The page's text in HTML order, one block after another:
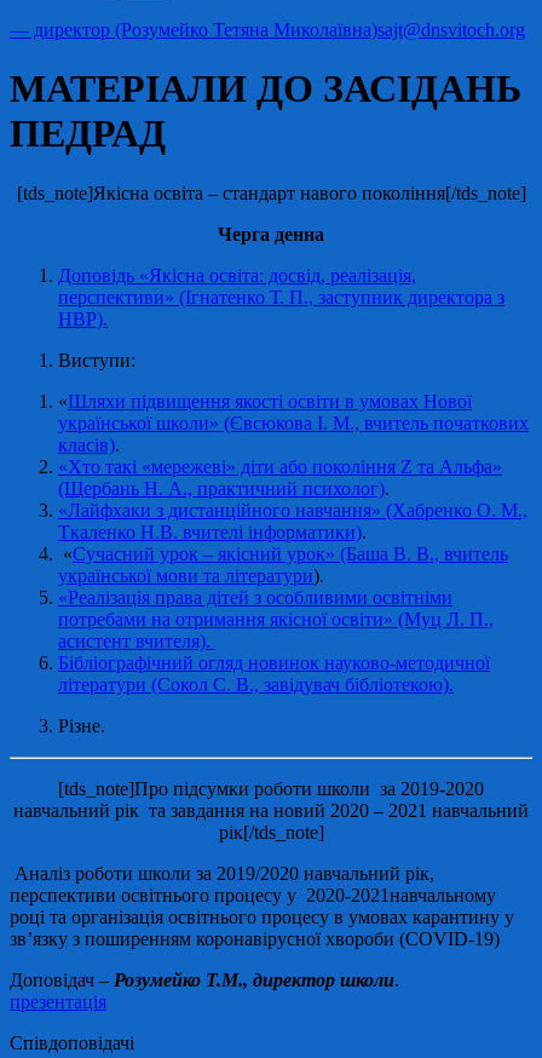
— директор (Розумейко Тетяна Миколаївна)sajt@dnsvitoch.org
МАТЕРІАЛИ ДО ЗАСІДАНЬ
ПЕДРАД
[tds_note]Якісна освіта – стандарт навого покоління[/tds_note]
Черга денна
Доповідь «Якісна освіта: досвід, реалізація,
перспективи» (Ігнатенко Т. П., заступник директора з
НВР).
Виступи:
«Шляхи підвищення якості освіти в умовах Нової
української школи» (Євсюкова І. М., вчитель початкових
класів).
«Хто такі «мережеві» діти або покоління Z та Альфа»
(Щербань Н. А., практичний психолог).
«Лайфхаки з дистанційного навчання» (Хабренко О. М.,
Ткаленко Н.В. вчителі інформатики).
«Сучасний урок – якісний урок» (Баша В. В., вчитель
української мови та літератури).
«Реалізація права дітей з особливими освітніми
потребами на отримання якісної освіти» (Муц Л. П.,
асистент вчителя).
Бібліографічний огляд новинок науково-методичної
літератури (Сокол С. В., завідувач бібліотекою).
Різне.
[tds_note]Про підсумки роботи школи за 2019-2020
навчальний рік та завдання на новий 2020 – 2021 навчальний
рік[/tds_note]
Аналіз роботи школи за 2019/2020 навчальний рік,
перспективи освітнього процесу у 2020-2021навчальному
році та організація освітнього процесу в умовах карантину у
зв’язку з поширенням коронавірусної хвороби (СОVID-19​)
Доповідач – Розумейко Т.М., директор школи.
презентація
Співдоповідачі